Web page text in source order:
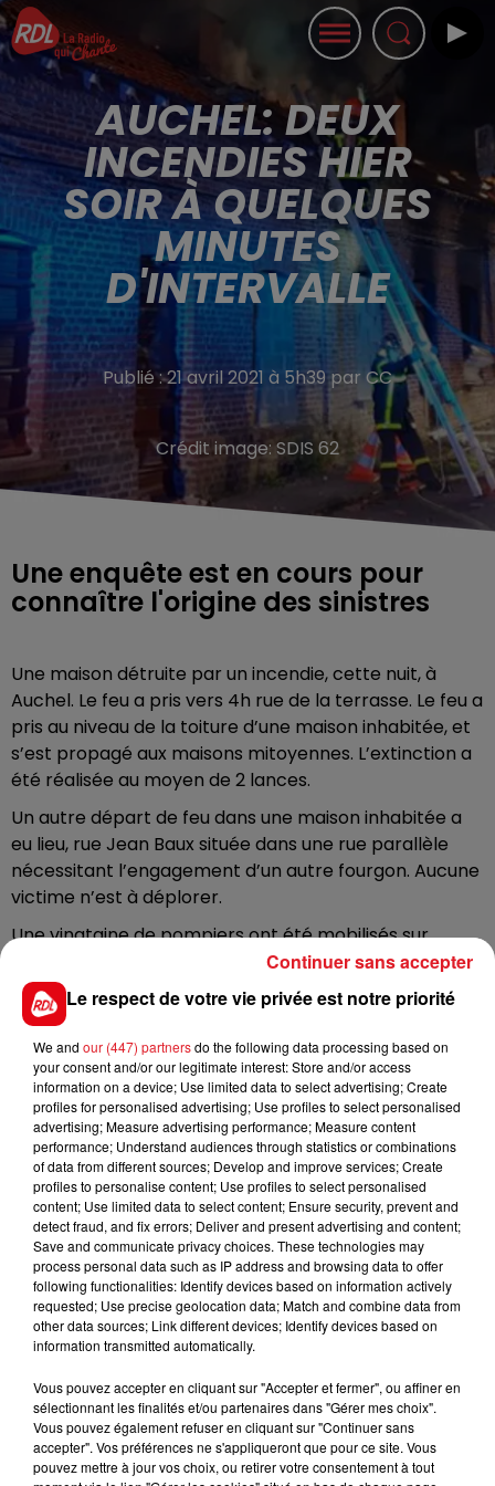
AUCHEL: DEUX
INCENDIES HIER
SOIR À QUELQUES
MINUTES
D'INTERVALLE
Publié : 21 avril 2021 à 5h39 par CC
Crédit image: SDIS 62
Une enquête est en cours pour
connaître l'origine des sinistres
Une maison détruite par un incendie, cette nuit, à
Auchel. Le feu a pris vers 4h rue de la terrasse. Le feu a
pris au niveau de la toiture d’une maison inhabitée, et
s’est propagé aux maisons mitoyennes. L’extinction a
été réalisée au moyen de 2 lances.
Un autre départ de feu dans une maison inhabitée a
eu lieu, rue Jean Baux située dans une rue parallèle
nécessitant l’engagement d’un autre fourgon. Aucune
victime n’est à déplorer.
Une vingtaine de pompiers ont été mobilisés sur
place. Une enquête est en cours, pour déterminer s’il
s’agit notamment d’incendies volontaires.
FIL D'ACTUS
15 juillet 2026
BÉTHUNE: ENQUÊTE POUR HOMICIDE
VOLONTAIRE EN COURS, APRÈS LA...
Selon les premiers éléments, le logement servait
à des prostituées
Le respect de votre vie privée est notre priorité
We and our (447) partnersdo the following data processing based on
your consent and/or our legitimate interest: Store and/or access
information on a device; Use limited data to select advertising; Create
profiles for personalised advertising; Use profiles to select personalised
advertising; Measure advertising performance; Measure content
performance; Understand audiences through statistics or combinations
of data from different sources; Develop and improve services; Create
profiles to personalise content; Use profiles to select personalised
content; Use limited data to select content; Ensure security, prevent and
detect fraud, and fix errors; Deliver and present advertising and content;
Save and communicate privacy choices. These technologies may
process personal data such as IP address and browsing data to offer
following functionalities: Identify devices based on information actively
requested; Use precise geolocation data; Match and combine data from
other data sources; Link different devices; Identify devices based on
information transmitted automatically.
Vous pouvez accepter en cliquant sur "Accepter et fermer", ou affiner en
sélectionnant les finalités et/ou partenaires dans "Gérer mes choix".
Vous pouvez également refuser en cliquant sur "Continuer sans
accepter". Vos préférences ne s'appliqueront que pour ce site. Vous
pouvez mettre à jour vos choix, ou retirer votre consentement à tout
Continuer sans accepter